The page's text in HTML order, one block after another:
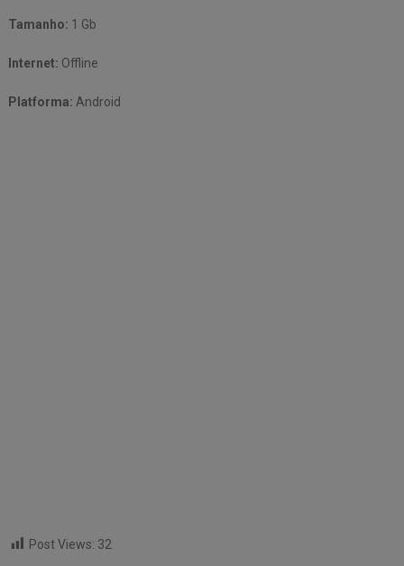
Tamanho: 1 Gb
Internet: Offline
Platforma: Android
Post Views: 32